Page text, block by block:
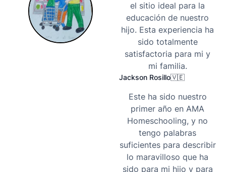
el sitio ideal para la
educación de nuestro
hijo. Esta experiencia ha
sido totalmente
satisfactoria para mi y
mi familia.
Jackson Rosillo🇻🇪
Este ha sido nuestro
primer año en AMA
Homeschooling, y no
tengo palabras
suficientes para describir
lo maravilloso que ha
sido para mi hijo y para